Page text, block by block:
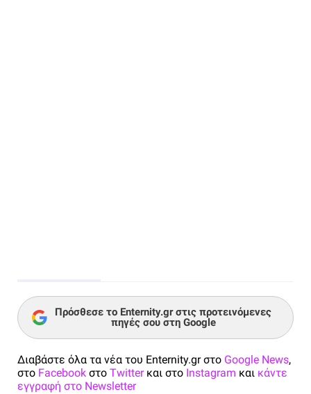
Πρόσθεσε το Enternity.gr στις προτεινόμενες
πηγές σου στη Google
Διαβάστε όλα τα νέα του Enternity.gr στο Google News,
στο Facebook στο Twitterκαι στο Instagram και κάντε
εγγραφή στο Newsletter